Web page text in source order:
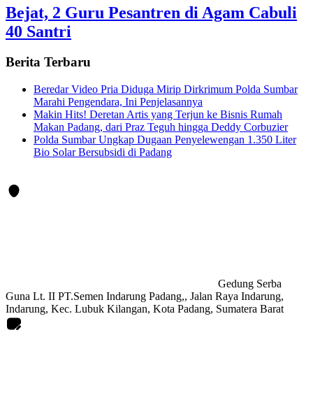
Bejat, 2 Guru Pesantren di Agam Cabuli
40 Santri
Berita Terbaru
Beredar Video Pria Diduga Mirip Dirkrimum Polda Sumbar
Marahi Pengendara, Ini Penjelasannya
Makin Hits! Deretan Artis yang Terjun ke Bisnis Rumah
Makan Padang, dari Praz Teguh hingga Deddy Corbuzier
Polda Sumbar Ungkap Dugaan Penyelewengan 1.350 Liter
Bio Solar Bersubsidi di Padang
Gedung Serba
Guna Lt. II PT.Semen Indarung Padang,, Jalan Raya Indarung,
Indarung, Kec. Lubuk Kilangan, Kota Padang, Sumatera Barat